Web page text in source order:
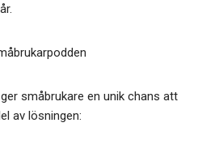
småbrukare en unik chans att
av lösningen: